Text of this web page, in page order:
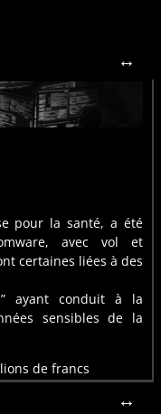
↔
pour la santé, a été
avec vol et
certaines liées à des
ayant conduit à la
sensibles de la
de francs
↔
suisse active
a été victime
Sarcoma. Les
la fondation et exfiltre
des documents
le cadre de